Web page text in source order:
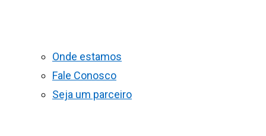
Onde estamos
Fale Conosco
Seja um parceiro